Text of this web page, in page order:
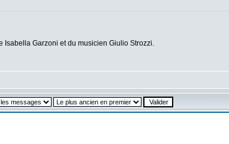
Isabella Garzoni et du musicien Giulio Strozzi.